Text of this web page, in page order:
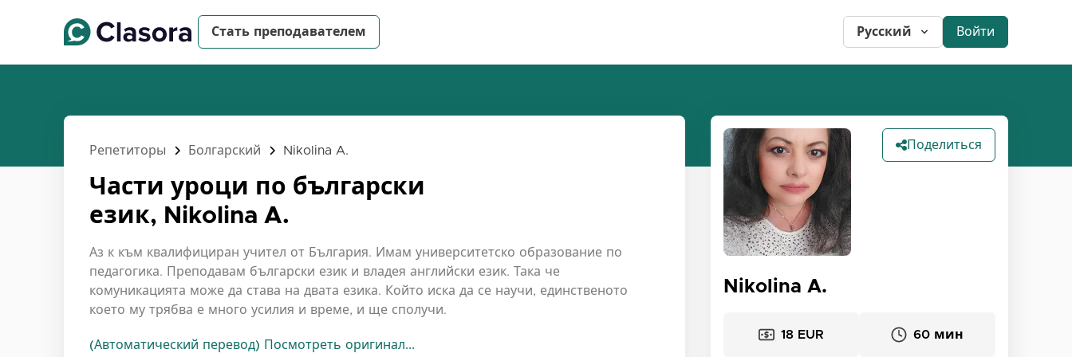
Стать преподавателем Русский Войти
Репетиторы Болгарский Nikolina A.
Части уроци по български
език, Nikolina A.
Аз к към квалифициран учител от България. Имам университетско образование по
педагогика. Преподавам български език и владея английски език. Така че
комуникацията може да става на двата езика. Който иска да се научи, единственото
което му трябва е много усилия и време, и ще сполучи.
(Автоматический перевод) Посмотреть оригинал...
Nikolina A.
Поделиться
18 EUR 60 мин